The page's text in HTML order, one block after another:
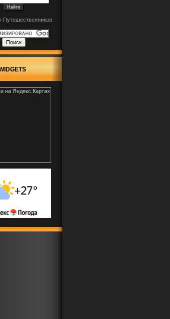
Путешественников